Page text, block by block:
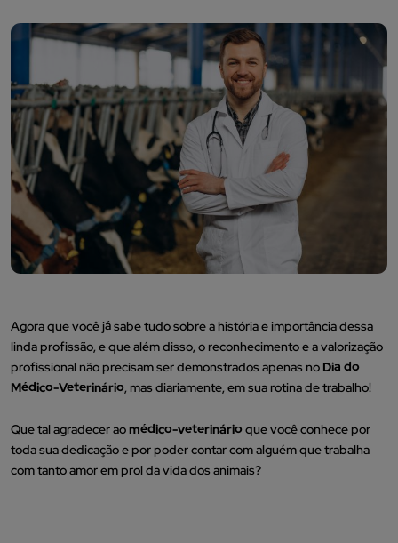
Agora que você já sabe tudo sobre a história e importância dessa
linda profissão, e que além disso, o reconhecimento e a valorização
profissional não precisam ser demonstrados apenas no Dia do
Médico-Veterinário, mas diariamente, em sua rotina de trabalho!
Que tal agradecer aomédico-veterinário que você conhece por
toda sua dedicação e por poder contar com alguém que trabalha
com tanto amor em prol da vida dos animais?